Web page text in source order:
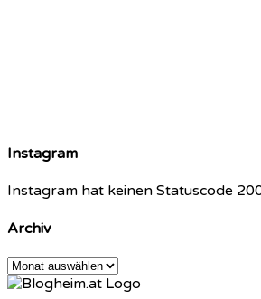
Instagram
Instagram hat keinen Statuscode
Archiv
Archiv